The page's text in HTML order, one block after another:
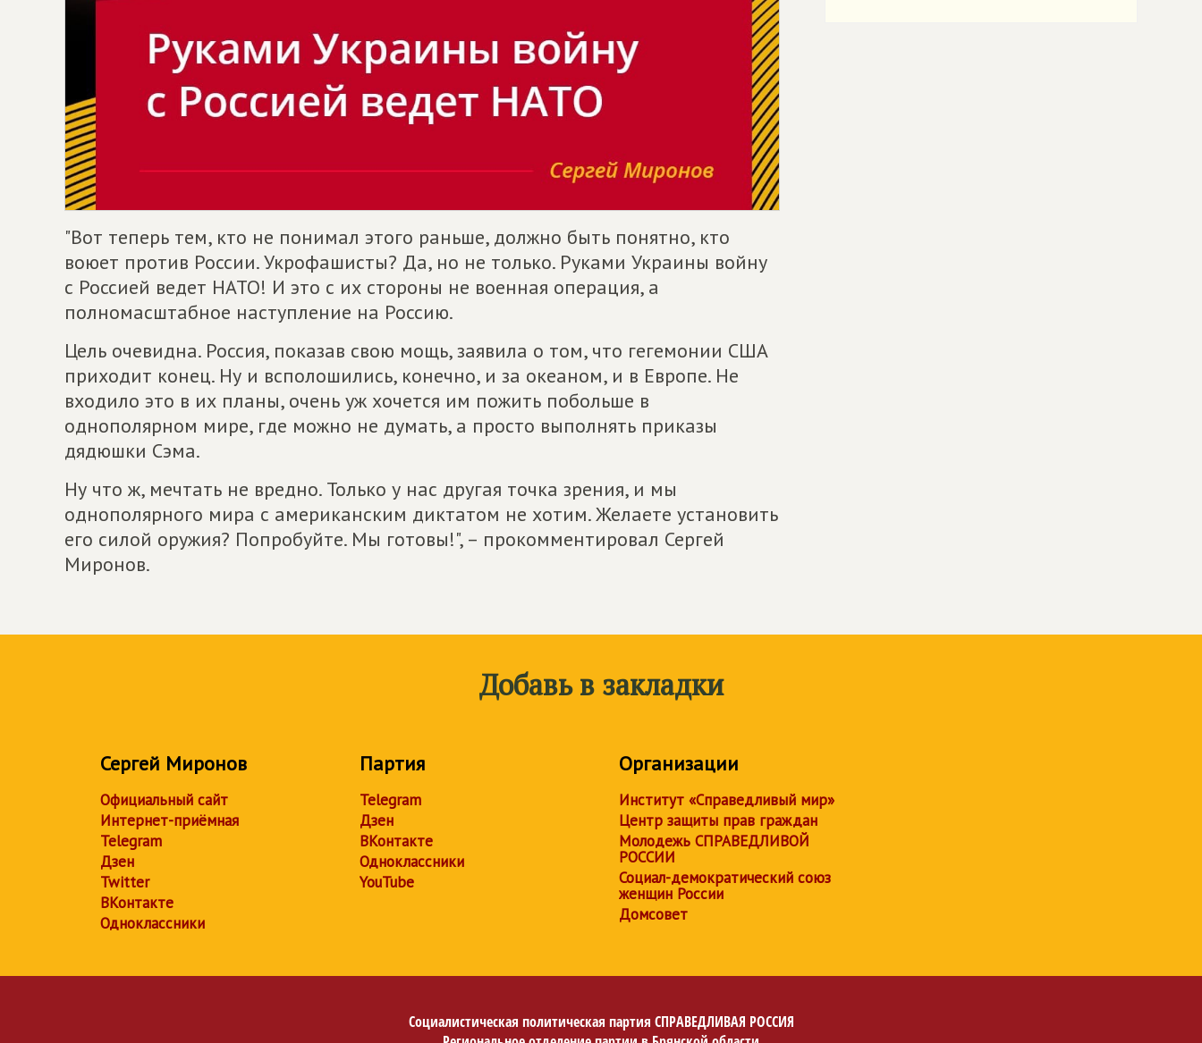
"Вот теперь тем, кто не понимал этого раньше, должно быть понятно, кто
воюет против России. Укрофашисты? Да, но не только. Руками Украины войну
с Россией ведет НАТО! И это с их стороны не военная операция, а
полномасштабное наступление на Россию.
Цель очевидна. Россия, показав свою мощь, заявила о том, что гегемонии США
приходит конец. Ну и всполошились, конечно, и за океаном, и в Европе. Не
входило это в их планы, очень уж хочется им пожить побольше в
однополярном мире, где можно не думать, а просто выполнять приказы
дядюшки Сэма.
Ну что ж, мечтать не вредно. Только у нас другая точка зрения, и мы
однополярного мира с американским диктатом не хотим. Желаете установить
его силой оружия? Попробуйте. Мы готовы!", – прокомментировал Сергей
Миронов.
Добавь в закладки
Сергей Миронов
Официальный сайт
Интернет-приёмная
Telegram
Дзен
Twitter
ВКонтакте
Одноклассники
Партия
Telegram
Дзен
ВКонтакте
Одноклассники
YouTube
Организации
Институт «Справедливый мир»
Центр защиты прав граждан
Молодежь СПРАВЕДЛИВОЙ
РОССИИ
Социал-демократический союз
женщин России
Домсовет
Социалистическая политическая партия СПРАВЕДЛИВАЯ РОССИЯ